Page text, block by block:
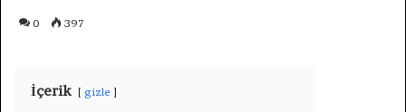
0 397
İçerik gizle